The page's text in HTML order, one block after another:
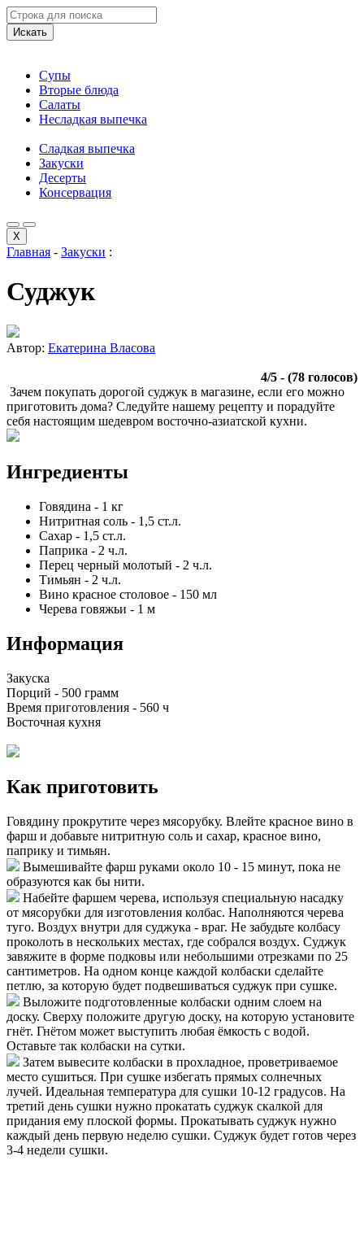
Искать
Супы
Вторые блюда
Салаты
Несладкая выпечка
Сладкая выпечка
Закуски
Десерты
Консервация
X
Главная - Закуски :
Суджук
Автор: Екатерина Власова
4/5 - (78 голосов)
Зачем покупать дорогой суджук в магазине, если его можно
приготовить дома? Следуйте нашему рецепту и порадуйте
себя настоящим шедевром восточно-азиатской кухни.
Ингредиенты
Говядина - 1 кг
Нитритная соль - 1,5 ст.л.
Сахар - 1,5 ст.л.
Паприка - 2 ч.л.
Перец черный молотый - 2 ч.л.
Тимьян - 2 ч.л.
Вино красное столовое - 150 мл
Черева говяжьи - 1 м
Информация
Закуска
Порций - 500 грамм
Время приготовления - 560 ч
Восточная кухня
Как приготовить
Говядину прокрутите через мясорубку. Влейте красное вино в
фарш и добавьте нитритную соль и сахар, красное вино,
паприку и тимьян.
Вымешивайте фарш руками около 10 - 15 минут, пока не
образуются как бы нити.
Набейте фаршем черева, используя специальную насадку
от мясорубки для изготовления колбас. Наполняются черева
туго. Воздух внутри для суджука - враг. Не забудьте колбасу
проколоть в нескольких местах, где собрался воздух. Суджук
завяжите в форме подковы или небольшими отрезками по 25
сантиметров. На одном конце каждой колбаски сделайте
петлю, за которую будет подвешиваться суджук при сушке.
Выложите подготовленные колбаски одним слоем на
доску. Сверху положите другую доску, на которую установите
гнёт. Гнётом может выступить любая ёмкость с водой.
Оставьте так колбаски на сутки.
Затем вывесите колбаски в прохладное, проветриваемое
место сушиться. При сушке избегать прямых солнечных
лучей. Идеальная температура для сушки 10-12 градусов. На
третий день сушки нужно прокатать суджук скалкой для
придания ему плоской формы. Прокатывать суджук нужно
каждый день первую неделю сушки. Суджук будет готов через
3-4 недели сушки.